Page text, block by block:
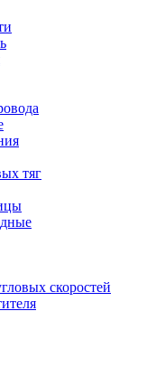
тяг
скоростей